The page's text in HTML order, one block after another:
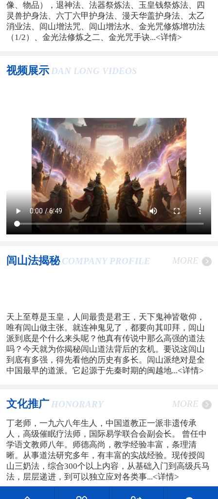
像、物品），退神法、法器祭炼法、玉皇钱祭炼法、四
灵兽护身法、六丁六甲护身法、漫天华盖护身法、太乙
消业法、闾山增法咒、闾山增法水、金光咒修炼增功法
（1/2）、金光法修炼之二、金光咒手诀...<详情>
视频展示 DAN LONG VIDEOS
闾山法揭秘 COMPANY PROFILE MORE
天上至尊是玉皇，人间最贵是君王，天下鬼神皆敬仰，
唯有闾山做主张。就连神鬼见了，都要向其叩拜，闾山
派到底是个什么来头呢？他真有传说中那么高强的道法
吗？今天就为你揭秘闾山道法背后的玄机。要说这闾山
到底有多强，得先看他的历史有多长。闾山派绝对是全
中国最早的道派。它起源于先秦时期的闽越地...<详情>
文化推广 HONORARY MORE
丁老师，一九六八年生人，中国道教正一派非遗传承
人，高级催眠疗法师，国际易学联合会副会长。 曾任中
学语文教师八年。师德高尚，教学经验丰富，条理清
晰。从事道法研究多年，有丰富的实战经验。现传授闾
山三奶法，综合300个以上内容，从基础入门到高级兵马
法，层层递进，到可以独立应对各类事...<详情>